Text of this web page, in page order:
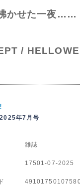
かせた一夜……
/
年7月号
雑誌
17501-07-2025